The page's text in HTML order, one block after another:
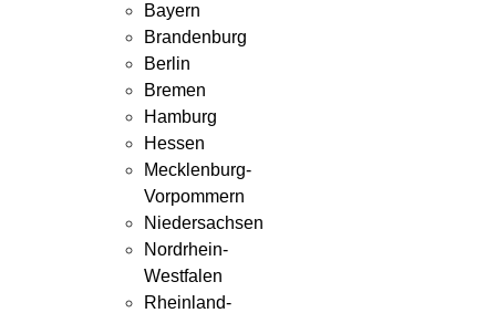
Bayern
Brandenburg
Berlin
Bremen
Hamburg
Hessen
Mecklenburg-
Vorpommern
Niedersachsen
Nordrhein-
Westfalen
Rheinland-